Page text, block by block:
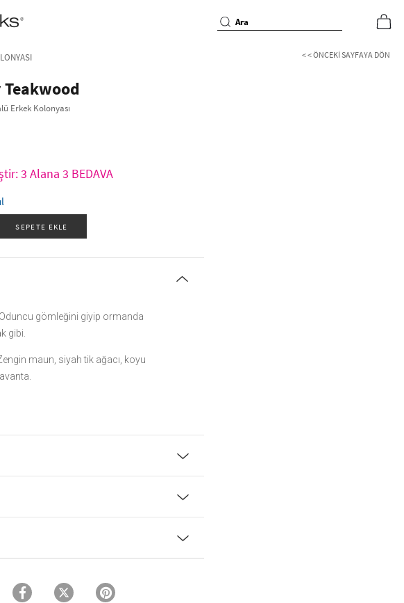
Detayları
< < ÖNCEKI SAYFAYA DÖN
Erkek Kolonyası
3 Alana 3 BEDAVA
gömleğini giyip ormanda
gibi.
maun, siyah tik ağacı, koyu